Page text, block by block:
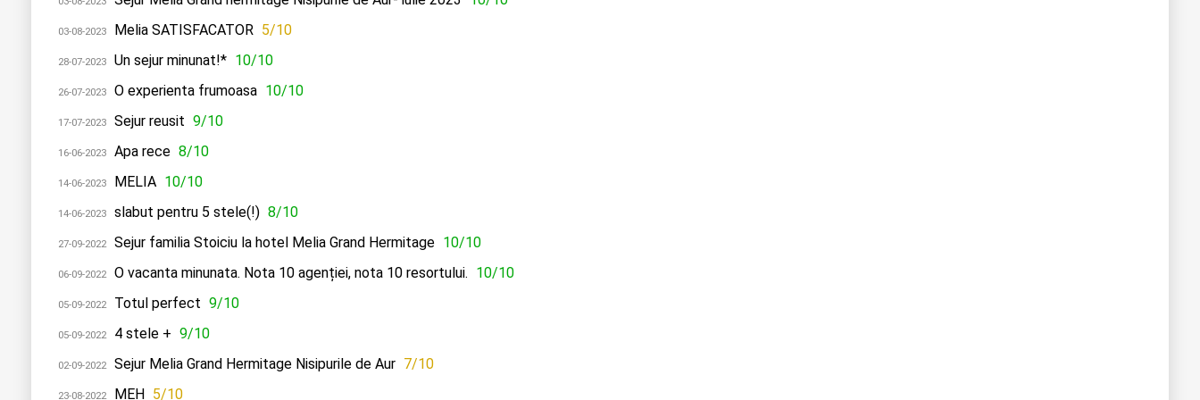
03-08-2023 Melia SATISFACATOR 5/10
28-07-2023 Un sejur minunat!* 10/10
26-07-2023 O experienta frumoasa 10/10
17-07-2023 Sejur reusit 9/10
16-06-2023 Apa rece 8/10
14-06-2023 MELIA 10/10
14-06-2023 slabut pentru 5 stele(!) 8/10
27-09-2022 Sejur familia Stoiciu la hotel Melia Grand Hermitage 10/10
06-09-2022 O vacanta minunata. Nota 10 agenției, nota 10 resortului. 10/10
05-09-2022 Totul perfect 9/10
05-09-2022 4 stele + 9/10
02-09-2022 Sejur Melia Grand Hermitage Nisipurile de Aur 7/10
23-08-2022 MEH 5/10